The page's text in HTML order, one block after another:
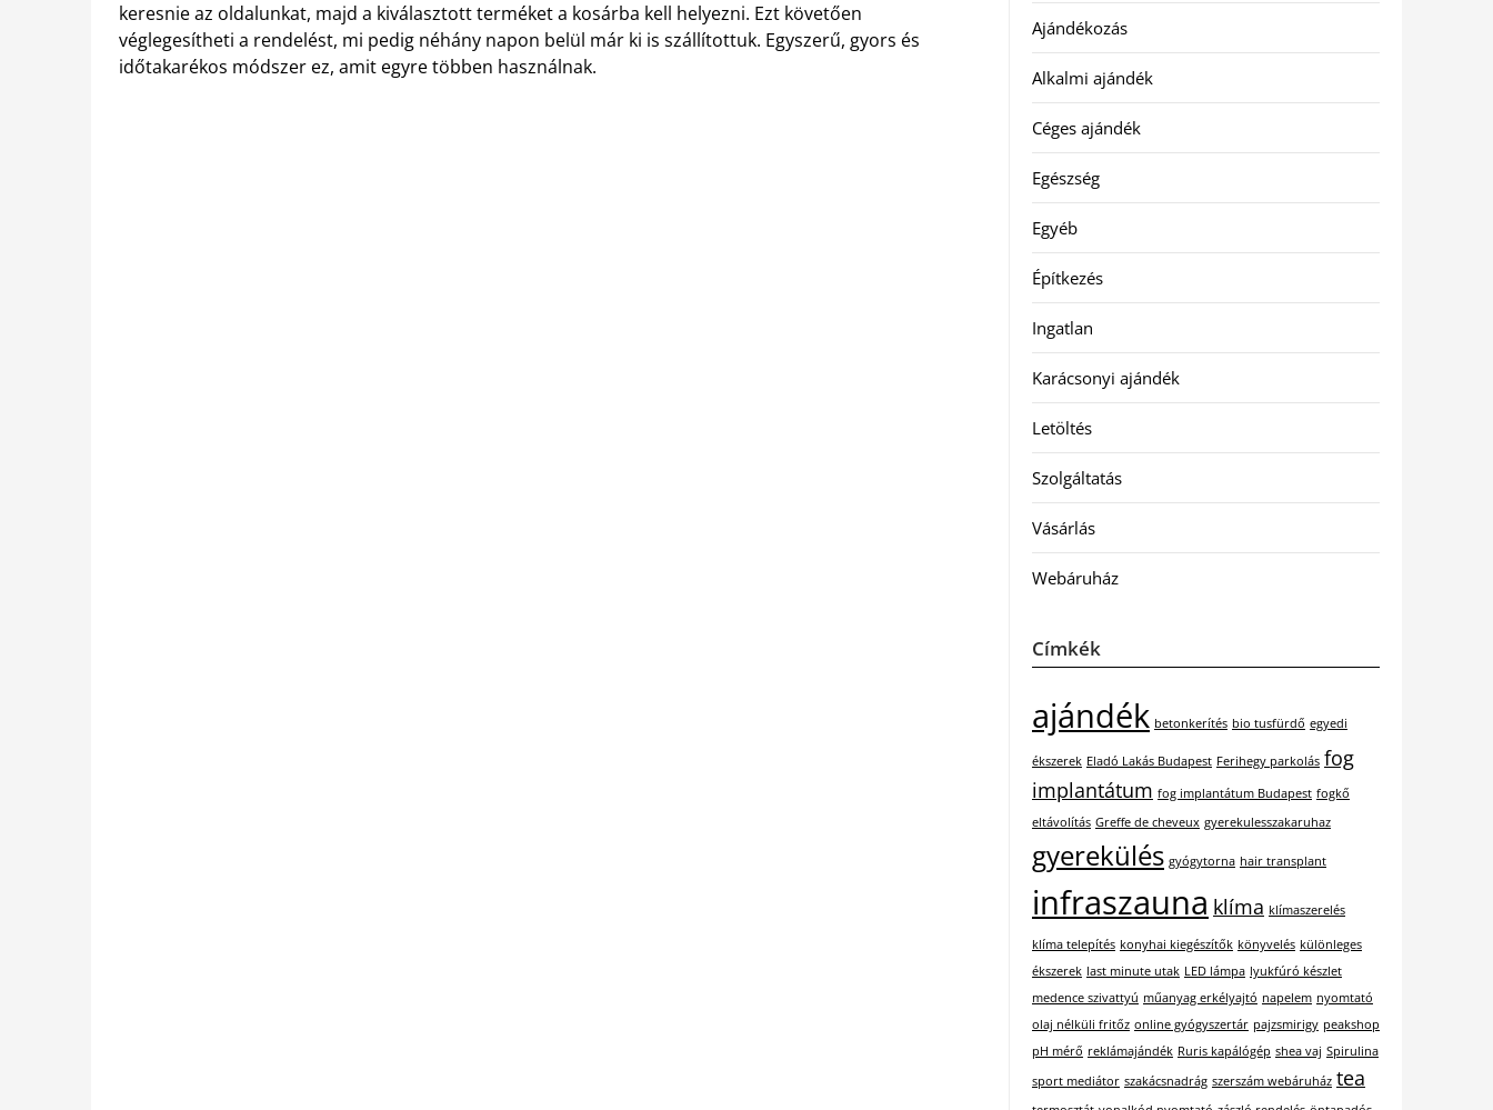
keresnie az oldalunkat, majd a kiválasztott terméket a kosárba kell helyezni. Ezt követően
véglegesítheti a rendelést, mi pedig néhány napon belül már ki is szállítottuk. Egyszerű, gyors és
időtakarékos módszer ez, amit egyre többen használnak.
Ajándékozás
Alkalmi ajándék
Céges ajándék
Egészség
Egyéb
Építkezés
Ingatlan
Karácsonyi ajándék
Letöltés
Szolgáltatás
Vásárlás
Webáruház
Címkék
ajándék betonkerítés bio tusfürdő egyedi
ékszerek Eladó Lakás Budapest Ferihegy parkolás fog
implantátum fog implantátum Budapest fogkő
eltávolítás Greffe de cheveux gyerekulesszakaruhaz
gyerekülés gyógytorna hair transplant
infraszauna klíma klímaszerelés
klíma telepítés konyhai kiegészítők könyvelés különleges
ékszerek last minute utak LED lámpa lyukfúró készlet
medence szivattyú műanyag erkélyajtó napelem nyomtató
olaj nélküli fritőz online gyógyszertár pajzsmirigy peakshop
pH mérő reklámajándék Ruris kapálógép shea vaj Spirulina
sport mediátor szakácsnadrág szerszám webáruház tea